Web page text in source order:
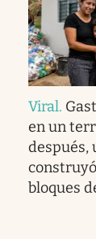
Viral.
en un
después,
bloques